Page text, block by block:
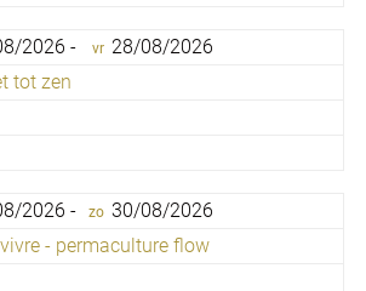
2026 - vr 28/08/2026
tot zen
2026 - zo 30/08/2026
- permaculture flow